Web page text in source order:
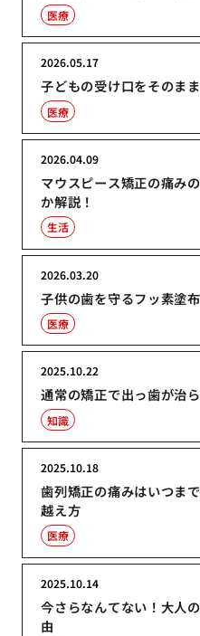
医療
子どもの受け口をそのま
2026.05.17
医療
マウスピース矯正の痛み
か解説！
2026.04.09
生活
子供の歯を守るフッ素塗
2026.03.20
医療
通常の矯正で出っ歯が治
2025.10.22
知識
歯列矯正の痛みはいつま
越え方
2025.10.18
医療
今さらなんてない！大人
由
2025.10.14